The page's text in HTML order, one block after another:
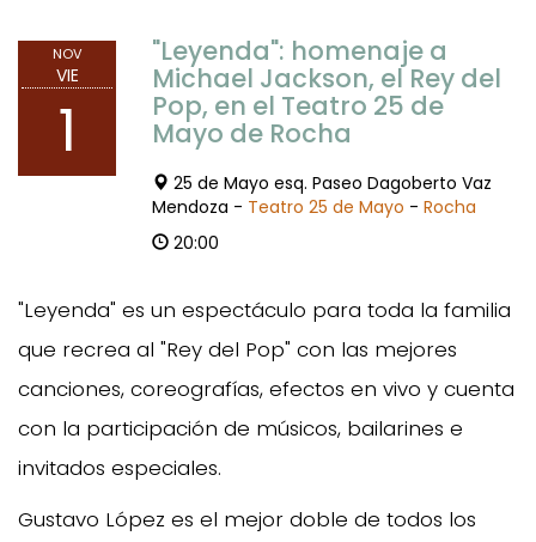
NOV
VIE
1
"Leyenda": homenaje a
Michael Jackson, el Rey del
Pop, en el Teatro 25 de
Mayo de Rocha
25 de Mayo esq. Paseo Dagoberto Vaz
Mendoza - Teatro 25 de Mayo - Rocha
20:00
"Leyenda" es un espectáculo para toda la familia
que recrea al "Rey del Pop" con las mejores
canciones, coreografías, efectos en vivo y cuenta
con la participación de músicos, bailarines e
invitados especiales.
Gustavo López es el mejor doble de todos los